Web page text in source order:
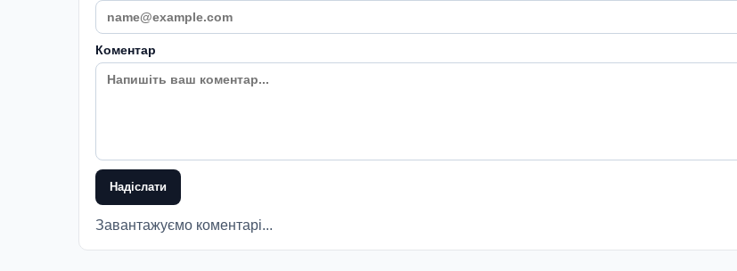
Коментар
Надіслати
Завантажуємо коментарі...